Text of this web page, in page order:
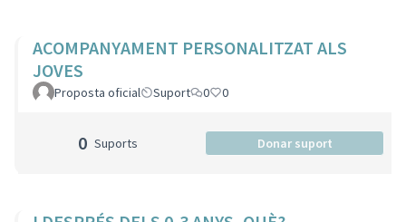
ACOMPANYAMENT PERSONALITZAT ALS
JOVES
Proposta oficial Suport 0 0
0 Suports Donar suport